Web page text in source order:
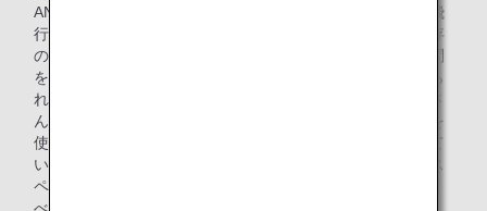
ANAでなにかできないかと考えたときに、「お客様として飛
行機に乗って新鮮な品物を運んだら短時間で運べるのに既存
の流通だとなぜこんなに時間を要するのだろう」という疑問
を抱きいろいろ調べ始めました。既存の市場流通では届けら
れない鮮度最優先や生産量が少ない品物が世の中にはたくさ
んあって、そういった物をANAの旅客機のカーゴスペースを
使って流通させ、地域との架け橋となって地域を盛り上げて
いきたいと思いました。そして、エアラインとしてカーゴス
ペースを売っていくだけでなく、自ら運ぶモノを掴みに行く